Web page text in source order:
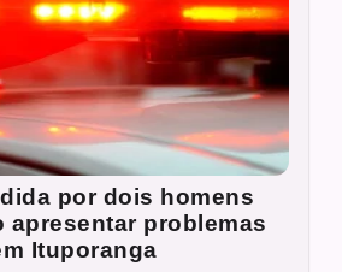
por dois homens
apresentar problemas
Ituporanga